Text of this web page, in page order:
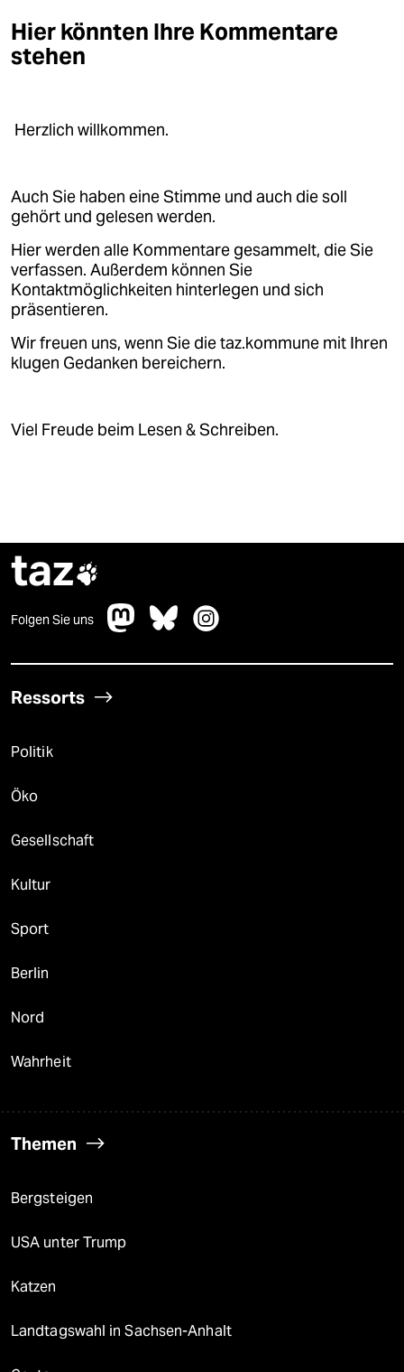
fragen & hilfe
unterstützen
genossenschaft
Hier könnten Ihre Kommentare
stehen
Herzlich willkommen.
Auch Sie haben eine Stimme und auch die soll
gehört und gelesen werden.
Hier werden alle Kommentare gesammelt, die Sie
verfassen. Außerdem können Sie
Kontaktmöglichkeiten hinterlegen und sich
präsentieren.
Wir freuen uns, wenn Sie die taz.kommune mit Ihren
klugen Gedanken bereichern.
Viel Freude beim Lesen & Schreiben.
taz
Folgen Sie uns
Ressorts
Politik
Öko
Gesellschaft
Kultur
Sport
Berlin
Nord
Wahrheit
Themen
Bergsteigen
USA unter Trump
Katzen
Landtagswahl in Sachsen-Anhalt